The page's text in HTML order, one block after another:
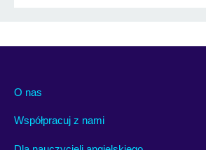
O nas
Współpracuj z nami